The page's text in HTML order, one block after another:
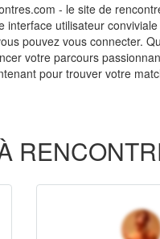
- le site de
utilisateur
pouvez vous connecter.
votre parcours
pour trouver votre